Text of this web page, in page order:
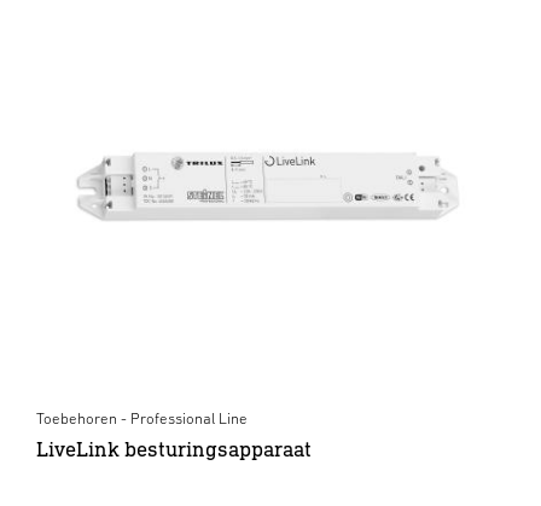
Toebehoren - Professional Line
LiveLink besturingsapparaat